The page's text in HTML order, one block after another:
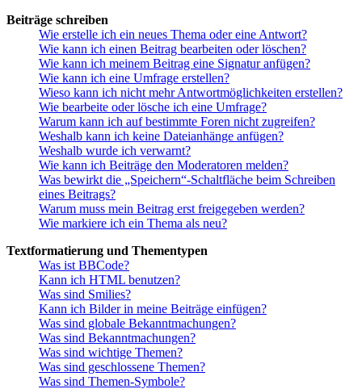
Beiträge schreiben
Wie erstelle ich ein neues Thema oder eine Antwort?
Wie kann ich einen Beitrag bearbeiten oder löschen?
Wie kann ich meinem Beitrag eine Signatur anfügen?
Wie kann ich eine Umfrage erstellen?
Wieso kann ich nicht mehr Antwortmöglichkeiten erstellen?
Wie bearbeite oder lösche ich eine Umfrage?
Warum kann ich auf bestimmte Foren nicht zugreifen?
Weshalb kann ich keine Dateianhänge anfügen?
Weshalb wurde ich verwarnt?
Wie kann ich Beiträge den Moderatoren melden?
Was bewirkt die „Speichern“-Schaltfläche beim Schreiben
eines Beitrags?
Warum muss mein Beitrag erst freigegeben werden?
Wie markiere ich ein Thema als neu?
Textformatierung und Thementypen
Was ist BBCode?
Kann ich HTML benutzen?
Was sind Smilies?
Kann ich Bilder in meine Beiträge einfügen?
Was sind globale Bekanntmachungen?
Was sind Bekanntmachungen?
Was sind wichtige Themen?
Was sind geschlossene Themen?
Was sind Themen-Symbole?